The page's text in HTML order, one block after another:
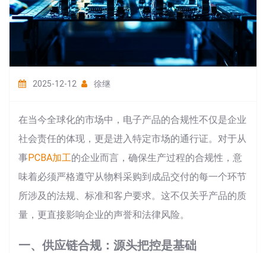
2025-12-12 徐继
在当今全球化的市场中，电子产品的合规性不仅是企业
社会责任的体现，更是进入特定市场的通行证。对于从
事PCBA加工的企业而言，确保生产过程的合规性，意
味着必须严格遵守从物料采购到成品交付的每一个环节
所涉及的法规、标准和客户要求。这不仅关乎产品的质
量，更直接影响企业的声誉和法律风险。
一、供应链合规：源头把控是基础